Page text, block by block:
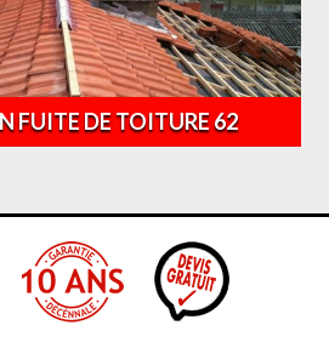
FUITE DE TOITURE 62